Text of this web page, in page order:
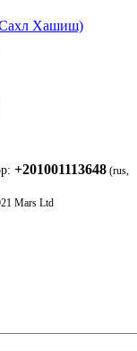
Хашиш)
+201001113648(rus,
Mars Ltd